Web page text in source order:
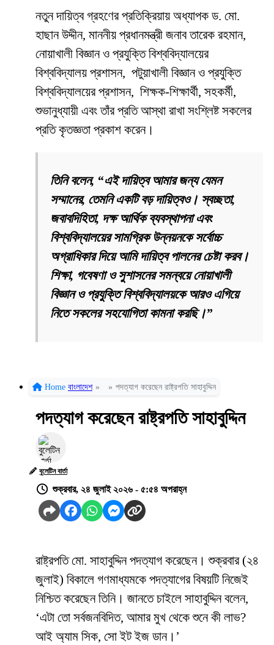
নতুন দায়িত্ব গ্রহণের প্রতিক্রিয়ায় অধ্যাপক ড. মো.
হাছান উদ্দীন, মাননীয় প্রধানমন্ত্রী জনাব তারেক রহমান,
নোয়াখালী বিজ্ঞান ও প্রযুক্তি বিশ্ববিদ্যালয়ের
বিশ্ববিদ্যালয় প্রশাসন, পটুয়াখালী বিজ্ঞান ও প্রযুক্তি
বিশ্ববিদ্যালয়ের প্রশাসন, শিক্ষক-শিক্ষার্থী, সহকর্মী,
শুভানুধ্যায়ী এবং তাঁর প্রতি আস্থা রাখা সংশ্লিষ্ট সকলের
প্রতি কৃতজ্ঞতা প্রকাশ করেন।
তিনি বলেন, “এই দায়িত্ব আমার জন্য যেমন
সম্মানের, তেমনি একটি বড় দায়িত্বও। স্বচ্ছতা,
জবাবদিহিতা, দক্ষ আর্থিক ব্যবস্থাপনা এবং
বিশ্ববিদ্যালয়ের সামগ্রিক উন্নয়নকে সর্বোচ্চ
অগ্রাধিকার দিয়ে আমি দায়িত্ব পালনের চেষ্টা করব।
শিক্ষা, গবেষণা ও সুশাসনের সমন্বয়ে নোয়াখালী
বিজ্ঞান ও প্রযুক্তি বিশ্ববিদ্যালয়কে আরও এগিয়ে
নিতে সকলের সহযোগিতা কামনা করছি।”
Home বাংলাদেশ » » পদত্যাগ করেছেন রাষ্ট্রপতি সাহাবুদ্দিন
পদত্যাগ করেছেন রাষ্ট্রপতি সাহাবুদ্দিন
বুলেটিন বার্তা
শুক্রবার, ২৪ জুলাই ২০২৬ - ৫:৫৪ অপরাহ্ন
রাষ্ট্রপতি মো. সাহাবুদ্দিন পদত্যাগ করেছেন। শুক্রবার (২৪
জুলাই) বিকালে গণমাধ্যমকে পদত্যাগের বিষয়টি নিজেই
নিশ্চিত করেছেন তিনি। জানতে চাইলে সাহাবুদ্দিন বলেন,
‘এটা তো সর্বজনবিদিত, আমার মুখ থেকে শুনে কী লাভ?
আই অ্যাম সিক, সো ইট ইজ ডান।’